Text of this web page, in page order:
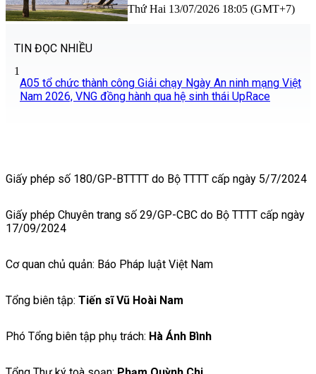
Thứ Hai 13/07/2026 18:05 (GMT+7)
TIN ĐỌC NHIỀU
1
A05 tổ chức thành công Giải chạy Ngày An ninh mạng Việt
Nam 2026, VNG đồng hành qua hệ sinh thái UpRace
Giấy phép số 180/GP-BTTTT do Bộ TTTT cấp ngày 5/7/2024
Giấy phép Chuyên trang số 29/GP-CBC do Bộ TTTT cấp ngày
17/09/2024
Cơ quan chủ quản: Báo Pháp luật Việt Nam
Tổng biên tập: Tiến sĩ Vũ Hoài Nam
Phó Tổng biên tập phụ trách: Hà Ánh Bình